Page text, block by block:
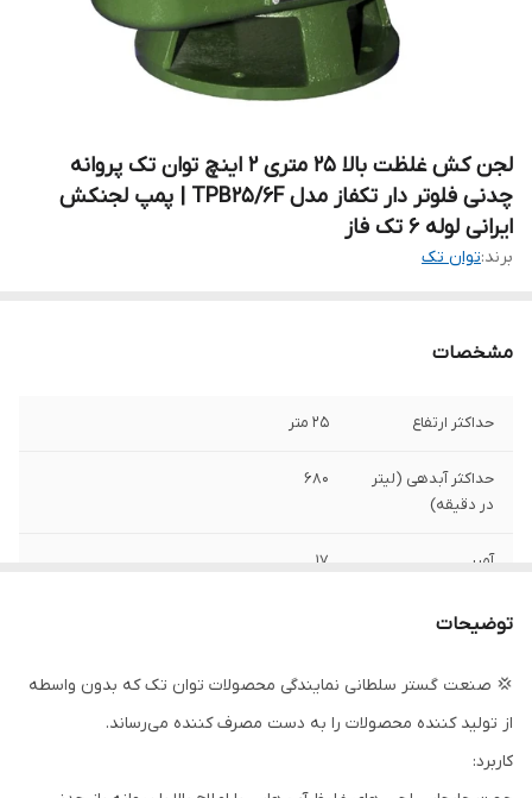
لجن کش غلظت بالا 25 متری 2 اینچ توان تک پروانه
چدنی فلوتر دار تکفاز مدل TPB25/6F | پمپ لجنکش
ایرانی لوله 6 تک فاز
برند:توان تک
مشخصات
حداکثر ارتفاع 25 متر
حداکثر آبدهی (لیتر
در دقیقه)
680
آمپر 17
دهانه خروجی
مکعب بر ساعت )
جنس شفت
توضیحات
💢 صنعت گستر سلطانی نمایندگی محصولات توان تک که بدون واسطه
از تولید کننده محصولات را به دست مصرف کننده می‌رساند.
کاربرد: